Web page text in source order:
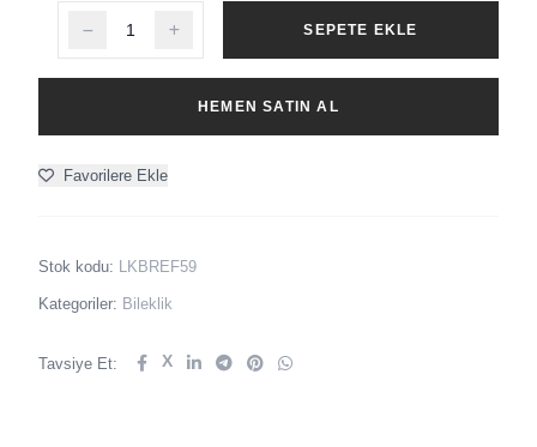
SEPETE EKLE
HEMEN SATIN AL
Favorilere Ekle
Stok kodu: LKBREF59
Kategoriler: Bileklik
Tavsiye Et: X